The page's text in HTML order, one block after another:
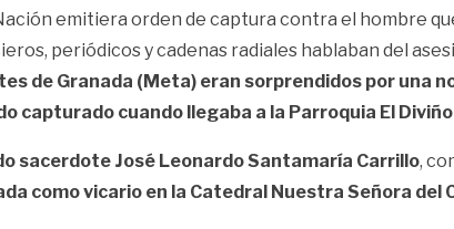
emitiera orden de captura contra el hombre
periódicos y cadenas radiales hablaban del
de Granada (Meta) eran sorprendidos por una
capturado cuando llegaba a la Parroquia El
sacerdote José Leonardo Santamaría Carrillo,
como vicario en la Catedral Nuestra Señora del